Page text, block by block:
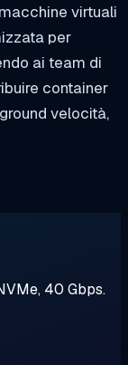
virtuali
per
ai team di
container
velocità,
40 Gbps.